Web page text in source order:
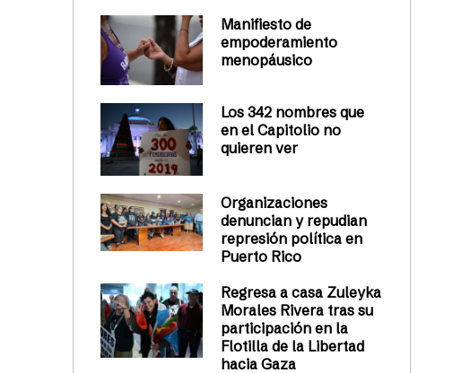
Manifiesto de
empoderamiento
menopáusico
Los 342 nombres que
en el Capitolio no
quieren ver
Organizaciones
denuncian y repudian
represión política en
Puerto Rico
Regresa a casa Zuleyka
Morales Rivera tras su
participación en la
Flotilla de la Libertad
hacia Gaza